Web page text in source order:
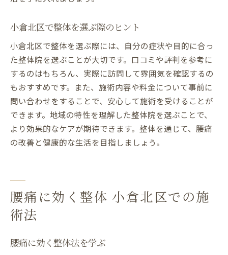
小倉北区で整体を選ぶ際のヒント
小倉北区で整体を選ぶ際には、自分の症状や目的に合っ
た整体院を選ぶことが大切です。口コミや評判を参考に
するのはもちろん、実際に訪問して雰囲気を確認するの
もおすすめです。また、施術内容や料金について事前に
問い合わせをすることで、安心して施術を受けることが
できます。地域の特性を理解した整体院を選ぶことで、
より効果的なケアが期待できます。整体を通じて、腰痛
の改善と健康的な生活を目指しましょう。
腰痛に効く整体 小倉北区での施
術法
腰痛に効く整体法を学ぶ